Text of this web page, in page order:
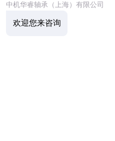
中机华睿轴承（上海）有限公司
欢迎您来咨询